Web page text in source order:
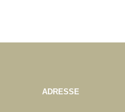
ADRESSE